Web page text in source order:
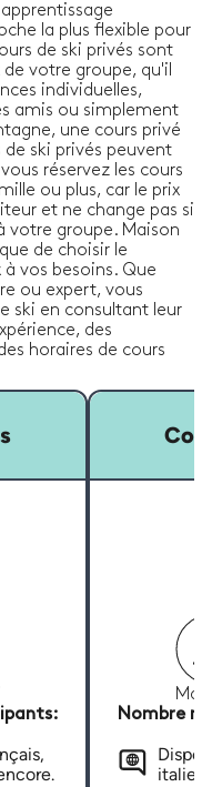
la plus flexible pour
de ski privés sont
votre groupe, qu'il
individuelles,
amis ou simplement
une cours privé
de ski privés peuvent
réservez les cours
ou plus, car le prix
et ne change pas si
votre groupe. Maison
de choisir le
vos besoins. Que
ou expert, vous
ski en consultant leur
des
horaires de cours
Nombre